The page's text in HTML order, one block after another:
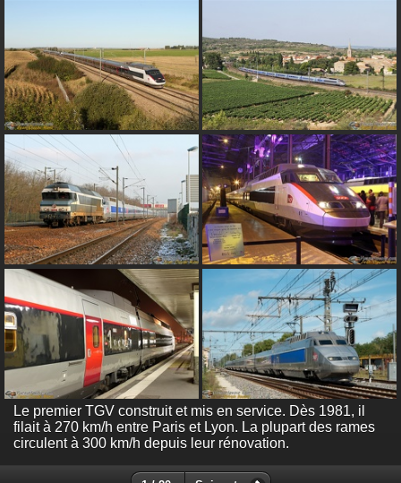
Le premier TGV construit et mis en service. Dès 1981, il
filait à 270 km/h entre Paris et Lyon. La plupart des rames
circulent à 300 km/h depuis leur rénovation.